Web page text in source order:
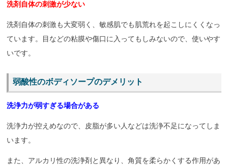
洗剤自体の刺激が少ない
洗剤自体の刺激も大変弱く、敏感肌でも肌荒れを起こしにくくなっ
ています。目などの粘膜や傷口に入ってもしみないので、使いやす
いです。
弱酸性のボディソープのデメリット
洗浄力が弱すぎる場合がある
洗浄力が控えめなので、皮脂が多い人などは洗浄不足になってしま
います。
また、アルカリ性の洗浄剤と異なり、角質を柔らかくする作用があ